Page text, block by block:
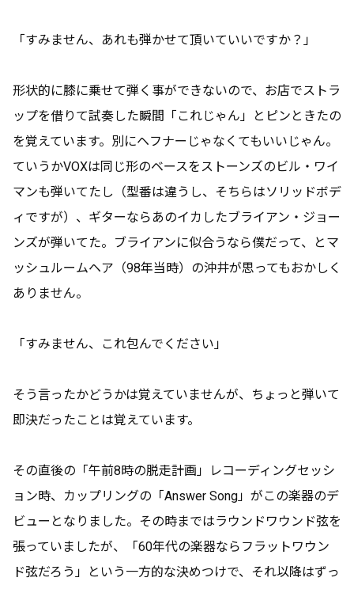
「すみません、あれも弾かせて頂いていいですか？」
形状的に膝に乗せて弾く事ができないので、お店でストラ
ップを借りて試奏した瞬間「これじゃん」とピンときたの
を覚えています。別にヘフナーじゃなくてもいいじゃん。
ていうかVOXは同じ形のベースをストーンズのビル・ワイ
マンも弾いてたし（型番は違うし、そちらはソリッドボデ
ィですが）、ギターならあのイカしたブライアン・ジョー
ンズが弾いてた。ブライアンに似合うなら僕だって、とマ
ッシュルームヘア（98年当時）の沖井が思ってもおかしく
ありません。
「すみません、これ包んでください」
そう言ったかどうかは覚えていませんが、ちょっと弾いて
即決だったことは覚えています。
その直後の「午前8時の脱走計画」レコーディングセッシ
ョン時、カップリングの「Answer Song」がこの楽器のデ
ビューとなりました。その時まではラウンドワウンド弦を
張っていましたが、「60年代の楽器ならフラットワウン
ド弦だろう」という一方的な決めつけで、それ以降はずっ